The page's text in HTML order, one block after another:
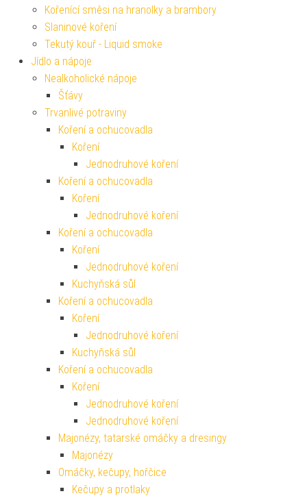
Kořenící směsi na hranolky a brambory
Slaninové koření
Tekutý kouř - Liquid smoke
Jídlo a nápoje
Nealkoholické nápoje
Šťávy
Trvanlivé potraviny
Koření a ochucovadla
Koření
Jednodruhové koření
Koření a ochucovadla
Koření
Jednodruhové koření
Koření a ochucovadla
Koření
Jednodruhové koření
Kuchyňská sůl
Koření a ochucovadla
Koření
Jednodruhové koření
Kuchyňská sůl
Koření a ochucovadla
Koření
Jednodruhové koření
Jednodruhové koření
Majonézy, tatarské omáčky a dresingy
Majonézy
Omáčky, kečupy, hořčice
Kečupy a protlaky